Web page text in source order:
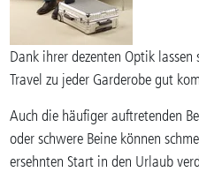
Dank ihrer dezenten Optik
Travel zu jeder Garderobe gut
Auch die häufiger auftretenden
oder schwere Beine können
ersehnten Start in den Urlaub